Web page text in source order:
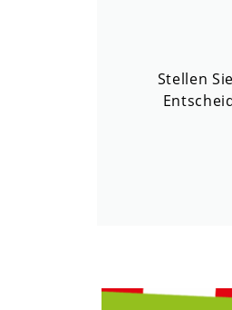
Stellen